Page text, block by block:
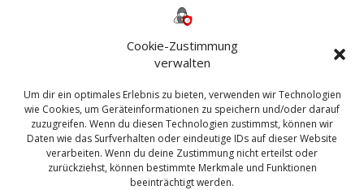
Cookie-Zustimmung
verwalten
Um dir ein optimales Erlebnis zu bieten, verwenden wir Technologien
wie Cookies, um Geräteinformationen zu speichern und/oder darauf
zuzugreifen. Wenn du diesen Technologien zustimmst, können wir
Daten wie das Surfverhalten oder eindeutige IDs auf dieser Website
verarbeiten. Wenn du deine Zustimmung nicht erteilst oder
zurückziehst, können bestimmte Merkmale und Funktionen
beeinträchtigt werden.
Bautagebuch
Exchange firewall Fritzbox
Microsoft
Sanierung SBS Security Server Sicherheit
Sicherung SIEM Sophos SSL Ubuntu
Update Upgrade UTM VCenter VCSA Veeam
VMWare VPN WAZUH Windows
Zertifikat